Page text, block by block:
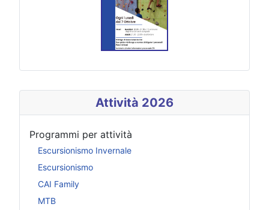
Attività 2026
Programmi per attività
Escursionismo Invernale
Escursionismo
CAI Family
MTB